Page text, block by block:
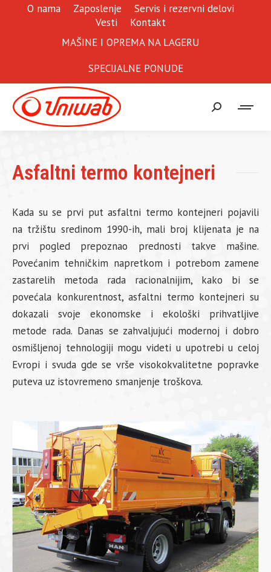
O nama Zaposlenje
Servis i rezervni delovi
Vesti
Kontakt
MAŠINE I OPREMA NA LAGERU
SPECIJALNE PONUDE
Search:
Asfaltni termo kontejneri
Kada su se prvi put asfaltni termo kontejneri pojavili
na tržištu sredinom 1990-ih, mali broj klijenata je na
prvi pogled prepoznao prednosti takve mašine.
Povećanim tehničkim napretkom i potrebom zamene
zastarelih metoda rada racionalnijim, kako bi se
povećala konkurentnost, asfaltni termo kontejneri su
dokazali svoje ekonomske i ekološki prihvatljive
metode rada. Danas se zahvaljujući modernoj i dobro
osmišljenoj tehnologiji mogu videti u upotrebi u celoj
Evropi i svuda gde se vrše visokokvalitetne popravke
puteva uz istovremeno smanjenje troškova.